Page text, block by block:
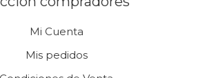
Mi Cuenta
Mis pedidos